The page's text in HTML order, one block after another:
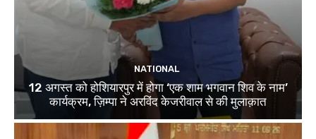
NATIONAL
12 अगस्त को होशियारपुर में होगा ‘एक शाम भगवान शिव के नाम’
कार्यक्रम, ज़िम्पा ने अरविंद केजरीवाल से की मुलाक़ात